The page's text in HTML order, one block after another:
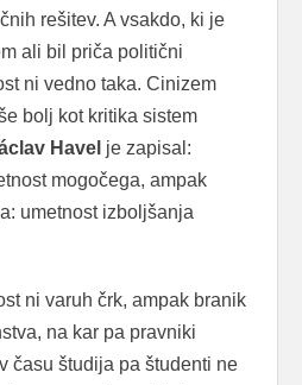
rešitev. A vsakdo, ki je
ali bil priča politični
ni vedno taka. Cinizem
bolj kot kritika sistem
Havel je zapisal:
mogočega, ampak
umetnost izboljšanja
ni varuh črk, ampak branik
na kar pa pravniki
času študija pa študenti ne